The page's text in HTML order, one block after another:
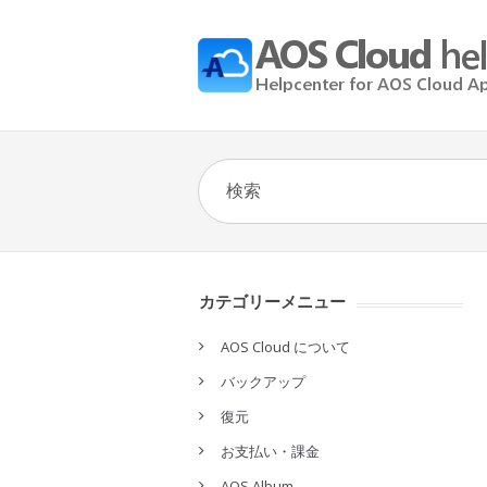
カテゴリーメニュー
AOS Cloud について
バックアップ
復元
お支払い・課金